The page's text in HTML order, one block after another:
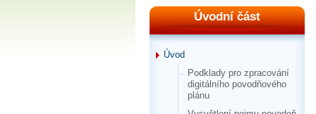
Úvodní část
Úvod
Podklady pro zpracování
digitálního povodňového
plánu